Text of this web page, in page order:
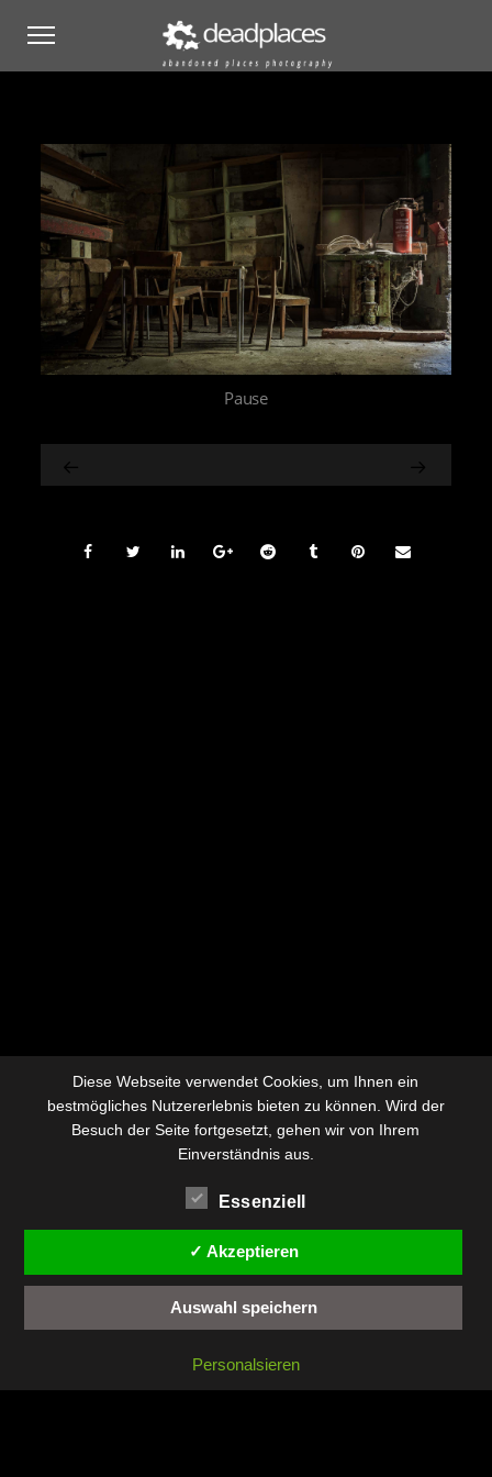
Pause
Diese Webseite verwendet Cookies, um Ihnen ein
bestmögliches Nutzererlebnis bieten zu können. Wird der
Besuch der Seite fortgesetzt, gehen wir von Ihrem
Einverständnis aus.
Essenziell
✓ Akzeptieren
Auswahl speichern
Personalsieren